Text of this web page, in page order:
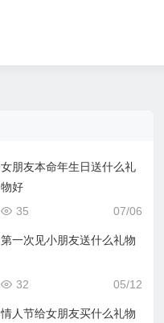
女朋友本命年生日送什么礼
物好
07/06
35
第一次见小朋友送什么礼物
05/12
32
情人节给女朋友买什么礼物